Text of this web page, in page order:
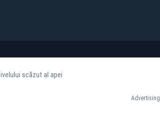
scăzut al apei
Advertising